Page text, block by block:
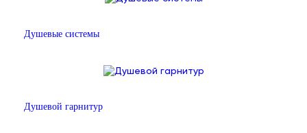
Душевые системы
Душевой гарнитур